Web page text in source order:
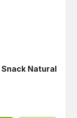
Natural